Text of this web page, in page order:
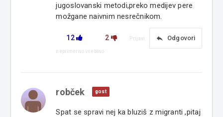
jugoslovanski metodi,preko medijev pere
možgane naivnim nesrečnikom.
12 2 reply Odgovori
Prijavi
neprimerno vsebino
robček gost
Spat se spravi nej ka bluziš z migranti ,pitaj